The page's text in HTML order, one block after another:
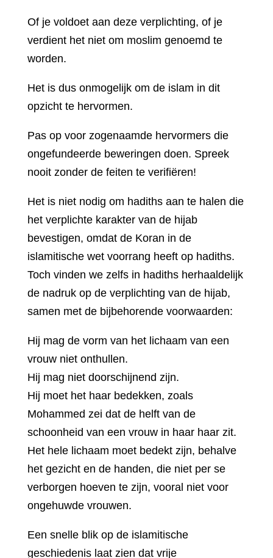
Of je voldoet aan deze verplichting, of je
verdient het niet om moslim genoemd te
worden.
Het is dus onmogelijk om de islam in dit
opzicht te hervormen.
Pas op voor zogenaamde hervormers die
ongefundeerde beweringen doen. Spreek
nooit zonder de feiten te verifiëren!
Het is niet nodig om hadiths aan te halen die
het verplichte karakter van de hijab
bevestigen, omdat de Koran in de
islamitische wet voorrang heeft op hadiths.
Toch vinden we zelfs in hadiths herhaaldelijk
de nadruk op de verplichting van de hijab,
samen met de bijbehorende voorwaarden:
Hij mag de vorm van het lichaam van een
vrouw niet onthullen.
Hij mag niet doorschijnend zijn.
Hij moet het haar bedekken, zoals
Mohammed zei dat de helft van de
schoonheid van een vrouw in haar haar zit.
Het hele lichaam moet bedekt zijn, behalve
het gezicht en de handen, die niet per se
verborgen hoeven te zijn, vooral niet voor
ongehuwde vrouwen.
Een snelle blik op de islamitische
geschiedenis laat zien dat vrije